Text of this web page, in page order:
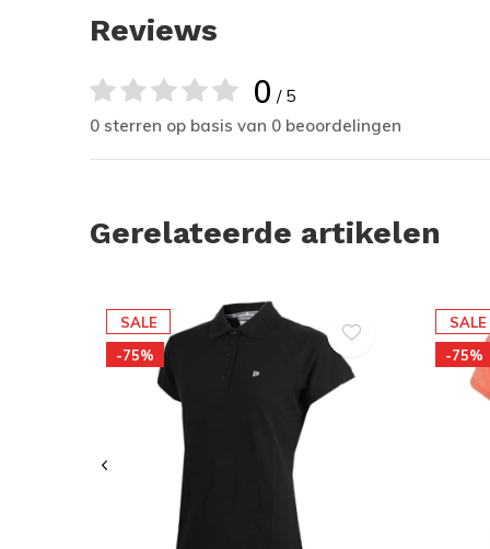
Reviews
0 / 5
0 sterren op basis van 0 beoordelingen
Gerelateerde artikelen
SALE
-75%
SALE
-75%